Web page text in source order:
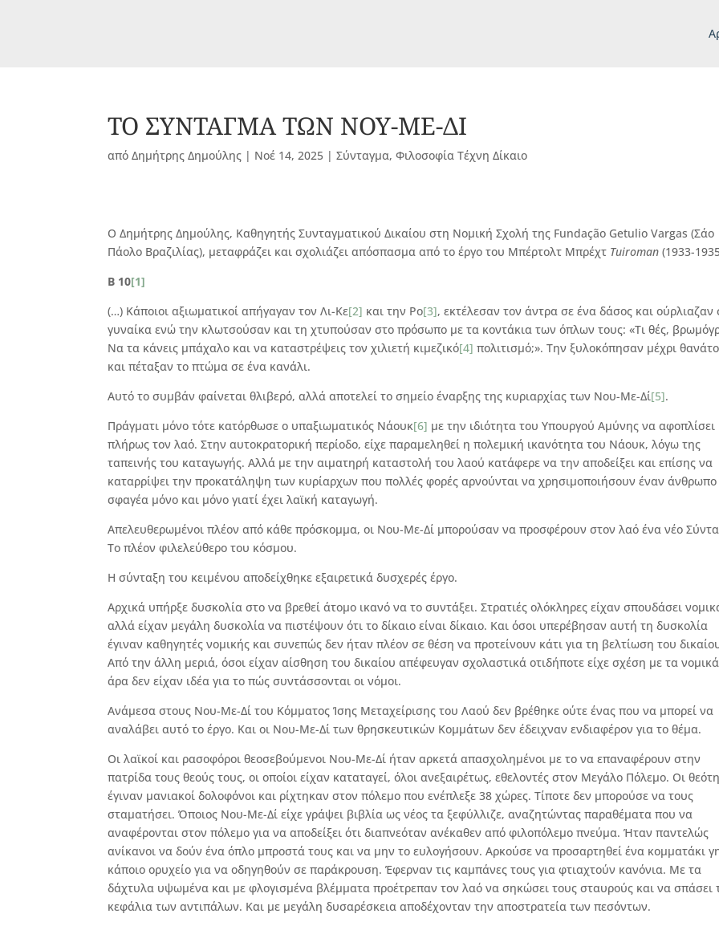
ΤΟ ΣΥΝΤΑΓΜΑ ΤΩΝ ΝΟΥ-ΜΕ-ΔΙ
απόΔημήτρης Δημούλης | Νοέ 14, 2025 |Σύνταγμα,Φιλοσοφία Τέχνη Δίκαιο
O Δημήτρης Δημούλης, Καθηγητής Συνταγματικού Δικαίου στη Νομική Σχολή της Fundação Getulio Vargas (Σάο
Πάολο Βραζιλίας), μεταφράζει και σχολιάζει απόσπασμα από το έργο του Μπέρτολτ Μπρέχτ Tuiroman (1933-
Β 10[1]
(…) Κάποιοι αξιωματικοί απήγαγαν τον Λι-Κε[2] και την Ρο[3], εκτέλεσαν τον άντρα σε ένα δάσος και ούρλιαζαν
γυναίκα ενώ την κλωτσούσαν και τη χτυπούσαν στο πρόσωπο με τα κοντάκια των όπλων τους: «Τι θές,
Να τα κάνεις μπάχαλο και να καταστρέψεις τον χιλιετή κιμεζικό[4] πολιτισμό;». Την ξυλοκόπησαν μέχρι
και πέταξαν το πτώμα σε ένα κανάλι.
Αυτό το συμβάν φαίνεται θλιβερό, αλλά αποτελεί το σημείο έναρξης της κυριαρχίας των Νου-Με-Δί[5].
Πράγματι μόνο τότε κατόρθωσε ο υπαξιωματικός Νάουκ[6] με την ιδιότητα του Υπουργού Αμύνης να αφοπλίσει
πλήρως τον λαό. Στην αυτοκρατορική περίοδο, είχε παραμεληθεί η πολεμική ικανότητα του Νάουκ, λόγω της
ταπεινής του καταγωγής. Αλλά με την αιματηρή καταστολή του λαού κατάφερε να την αποδείξει και επίσης να
καταρρίψει την προκατάληψη των κυρίαρχων που πολλές φορές αρνούνται να χρησιμοποιήσουν έναν
σφαγέα μόνο και μόνο γιατί έχει λαϊκή καταγωγή.
Απελευθερωμένοι πλέον από κάθε πρόσκομμα, οι Νου-Με-Δί μπορούσαν να προσφέρουν στον λαό ένα νέο
Το πλέον φιλελεύθερο του κόσμου.
Η σύνταξη του κειμένου αποδείχθηκε εξαιρετικά δυσχερές έργο.
Αρχικά υπήρξε δυσκολία στο να βρεθεί άτομο ικανό να το συντάξει. Στρατιές ολόκληρες είχαν σπουδάσει
αλλά είχαν μεγάλη δυσκολία να πιστέψουν ότι το δίκαιο είναι δίκαιο. Και όσοι υπερέβησαν αυτή τη δυσκολία
έγιναν καθηγητές νομικής και συνεπώς δεν ήταν πλέον σε θέση να προτείνουν κάτι για τη βελτίωση του
Από την άλλη μεριά, όσοι είχαν αίσθηση του δικαίου απέφευγαν σχολαστικά οτιδήποτε είχε σχέση με τα
άρα δεν είχαν ιδέα για το πώς συντάσσονται οι νόμοι.
Ανάμεσα στους Νου-Με-Δί του Κόμματος Ίσης Μεταχείρισης του Λαού δεν βρέθηκε ούτε ένας που να μπορεί να
αναλάβει αυτό το έργο. Και οι Νου-Με-Δί των θρησκευτικών Κομμάτων δεν έδειχναν ενδιαφέρον για το θέμα.
Οι λαϊκοί και ρασοφόροι θεοσεβούμενοι Νου-Με-Δί ήταν αρκετά απασχολημένοι με το να επαναφέρουν στην
πατρίδα τους θεούς τους, οι οποίοι είχαν καταταγεί, όλοι ανεξαιρέτως, εθελοντές στον Μεγάλο Πόλεμο. Οι
έγιναν μανιακοί δολοφόνοι και ρίχτηκαν στον πόλεμο που ενέπλεξε 38 χώρες. Τίποτε δεν μπορούσε να τους
σταματήσει. Όποιος Νου-Με-Δί είχε γράψει βιβλία ως νέος τα ξεφύλλιζε, αναζητώντας παραθέματα που να
αναφέρονται στον πόλεμο για να αποδείξει ότι διαπνεόταν ανέκαθεν από φιλοπόλεμο πνεύμα. Ήταν παντελώς
ανίκανοι να δούν ένα όπλο μπροστά τους και να μην το ευλογήσουν. Αρκούσε να προσαρτηθεί ένα κομματάκι
κάποιο ορυχείο για να οδηγηθούν σε παράκρουση. Έφερναν τις καμπάνες τους για φτιαχτούν κανόνια. Με τα
δάχτυλα υψωμένα και με φλογισμένα βλέμματα προέτρεπαν τον λαό να σηκώσει τους σταυρούς και να σπάσει
κεφάλια των αντιπάλων. Και με μεγάλη δυσαρέσκεια αποδέχονταν την αποστρατεία των πεσόντων.